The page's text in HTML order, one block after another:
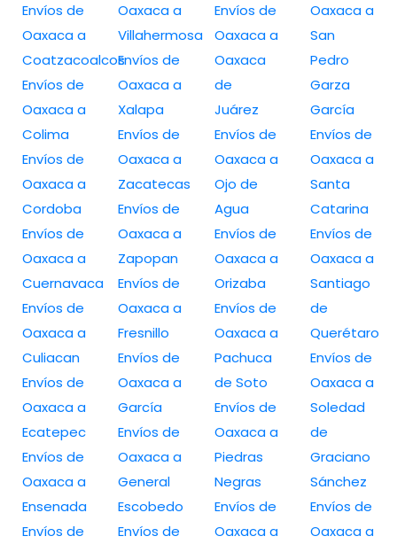
Envíos de
Oaxaca a
Coatzacoalcos
Envíos de
Oaxaca a
Colima
Envíos de
Oaxaca a
Cordoba
Envíos de
Oaxaca a
Cuernavaca
Envíos de
Oaxaca a
Culiacan
Envíos de
Oaxaca a
Ecatepec
Envíos de
Oaxaca a
Ensenada
Envíos de
Oaxaca a
Villahermosa
Envíos de
Oaxaca a
Xalapa
Envíos de
Oaxaca a
Zacatecas
Envíos de
Oaxaca a
Zapopan
Envíos de
Oaxaca a
Fresnillo
Envíos de
Oaxaca a
García
Envíos de
Oaxaca a
General
Escobedo
Envíos de
Envíos de
Oaxaca a
Oaxaca
de
Juárez
Envíos de
Oaxaca a
Ojo de
Agua
Envíos de
Oaxaca a
Orizaba
Envíos de
Oaxaca a
Pachuca
de Soto
Envíos de
Oaxaca a
Piedras
Negras
Envíos de
Oaxaca a
Oaxaca a
San
Pedro
Garza
García
Envíos de
Oaxaca a
Santa
Catarina
Envíos de
Oaxaca a
Santiago
de
Querétaro
Envíos de
Oaxaca a
Soledad
de
Graciano
Sánchez
Envíos de
Oaxaca a